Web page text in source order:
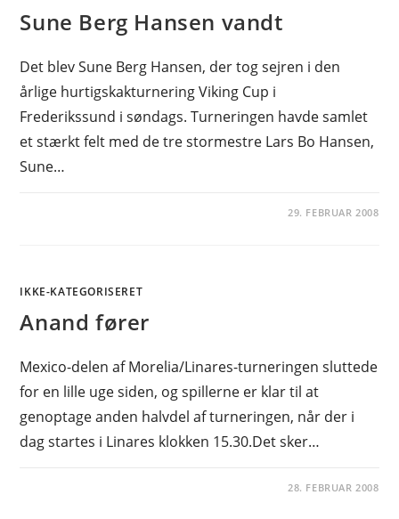
Sune Berg Hansen vandt
Det blev Sune Berg Hansen, der tog sejren i den
årlige hurtigskakturnering Viking Cup i
Frederikssund i søndags. Turneringen havde samlet
et stærkt felt med de tre stormestre Lars Bo Hansen,
Sune…
29. FEBRUAR 2008
IKKE-KATEGORISERET
Anand fører
Mexico-delen af Morelia/Linares-turneringen sluttede
for en lille uge siden, og spillerne er klar til at
genoptage anden halvdel af turneringen, når der i
dag startes i Linares klokken 15.30.Det sker…
28. FEBRUAR 2008